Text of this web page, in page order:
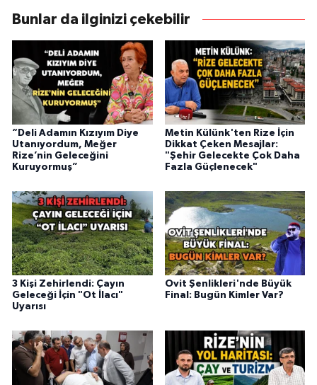
Bunlar da ilginizi çekebilir
“Deli Adamın Kızıyım Diye
Utanıyordum, Meğer
Rize’nin Geleceğini
Kuruyormuş”
Metin Külünk'ten Rize İçin
Dikkat Çeken Mesajlar:
"Şehir Gelecekte Çok Daha
Fazla Güçlenecek"
3 Kişi Zehirlendi: Çayın
Geleceği İçin "Ot İlacı"
Uyarısı
Ovit Şenlikleri'nde Büyük
Final: Bugün Kimler Var?